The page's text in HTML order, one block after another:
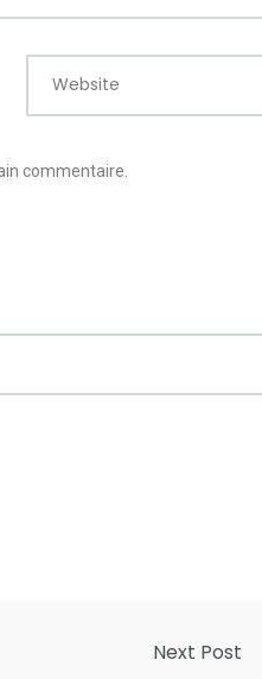
Website
commentaire.
Next Post